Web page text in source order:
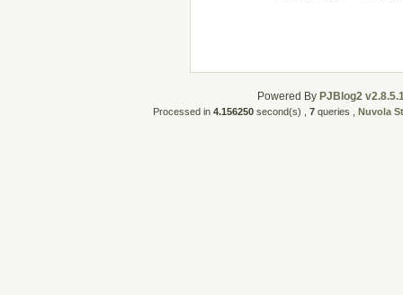
Powered By PJBlog2
Processed in 4.156250 second(s) , 7 queries , Nuvola